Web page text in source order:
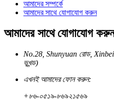
আমাদের সম্পর্কে
আমাদের সাথে যোগাযোগ করুন
আমাদের সাথে যোগাযোগ
No.28, Shunyuan রোড, Xinbei
ভূখন্ড)
এখনই আমাদের ফোন করুন:
+৮৬-০৫১৯-৮৬৯২১৫৬৯